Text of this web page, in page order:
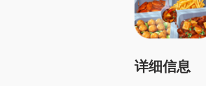
详细信息